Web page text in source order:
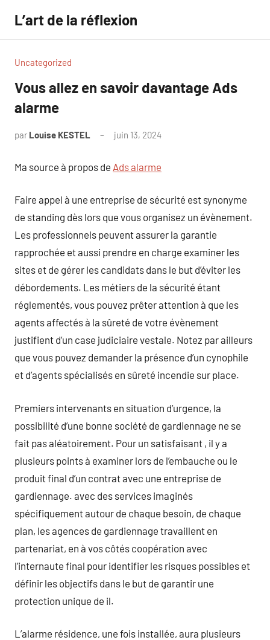
contenu
L’art de la réflexion
Uncategorized
Vous allez en savoir davantage Ads
alarme
par Louise KESTEL juin 13, 2024
Ma source à propos de Ads alarme
Faire appel à une entreprise de sécurité est synonyme
de standing dès lors que vous organisez un évènement.
Les professionnels peuvent assurer la garantie
rapprochée et aussi prendre en charge examiner les
sites et de gérer les candidats dans le but d’éviter les
débordements. Les métiers de la sécurité étant
réglementés, vous pouvez prêter attention à que les
agents affectés à la sûreté de votre évènement
justifient d’un case judiciaire vestale. Notez par ailleurs
que vous pouvez demander la présence d’un cynophile
et d’agents spécialisés en sûreté incendie sur place.
Premiers intervenants en situation d’urgence, la
possibilité d’une bonne société de gardiennage ne se
fait pas aléatoirement. Pour un satisfaisant , il y a
plusieurs points à examiner lors de l’embauche ou le
produit final d’un contrat avec une entreprise de
gardiennage. avec des services imaginés
spécifiquement autour de chaque besoin, de chaque
plan, les agences de gardiennage travaillent en
partenariat, en à vos côtés coopération avec
l’internaute final pour identifier les risques possibles et
définir les objectifs dans le but de garantir une
protection unique de il.
L’alarme résidence, une fois installée, aura plusieurs